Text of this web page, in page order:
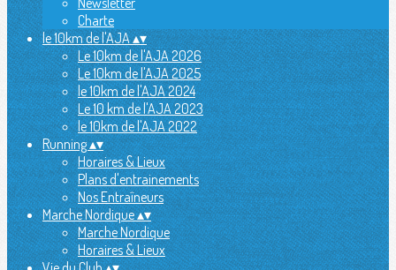
Charte
le 10km de l'AJA▴▾
Le 10km de l'AJA 2026
Le 10km de l'AJA 2025
le 10km de l'AJA 2024
Le 10 km de l'AJA 2023
le 10km de l'AJA 2022
Running▴▾
Horaires & Lieux
Plans d'entrainements
Nos Entraîneurs
Marche Nordique▴▾
Marche Nordique
Horaires & Lieux